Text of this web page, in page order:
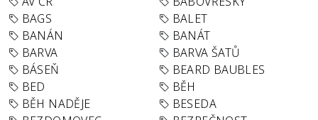
BAGS
BALET
BANÁN
BANÁT
BARVA
BARVA ŠATŮ
BÁSEŇ
BEARD BAUBLES
BED
BĚH
BĚH NADĚJE
BESEDA